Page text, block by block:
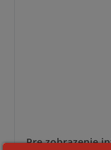
Pre zobrazenie